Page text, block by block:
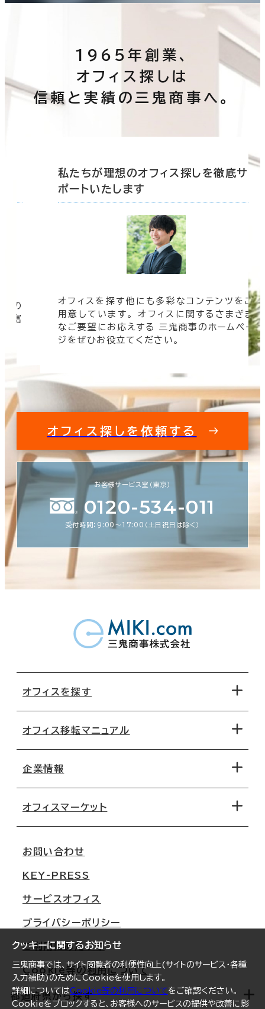
クッキーに関するお知らせ
三鬼商事では、サイト閲覧者の利便性向上(サイトのサービス・各種
入力補助)のためにCookieを使用します。
詳細についてはCookie等の利用についてをご確認ください。
Cookieをブロックすると、お客様へのサービスの提供や改善に影
1965年創業、
オフィス探しは
信頼と実績の三鬼商事へ。
の
豊富
私たちが理想のオフィス探しを徹底サ
ポートいたします
オフィスを探す他にも多彩なコンテンツをご
用意しています。 オフィスに関するさまざま
なご要望にお応えする 三鬼商事のホームペー
ジをぜひお役立てください。
オフィス探しを依頼する
お客様サービス室（東京）
0120-534-011
受付時間：9:00〜17:00（土日祝日は除く）
オフィスを探す
地図から探す
路線・駅から探す
オフィス移転マニュアル
移転コストシミュレーション
移転スケジュール
オフィス移転Q&A
企業情報
オフィスマーケット
大阪
名古屋
札幌
仙台
横浜
福岡
お問い合わせ
KEY-PRESS
サービスオフィス
プライバシーポリシー
ご利用にあたって
Cookie等の利用について
都道府県から探す